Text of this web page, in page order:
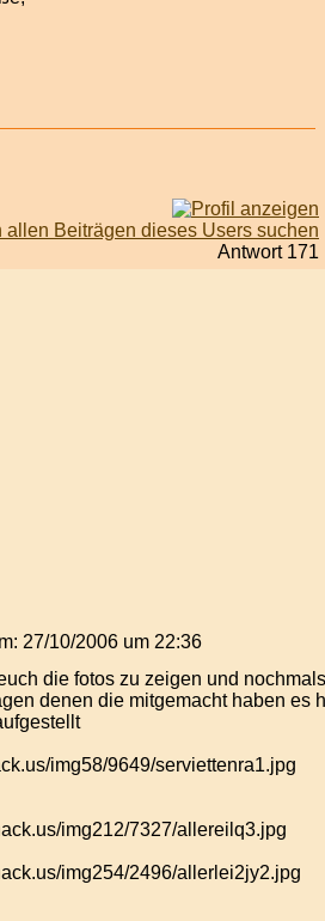
Antwort 171
27/10/2006 um 22:36
die fotos zu zeigen und nochmals
denen die mitgemacht haben es